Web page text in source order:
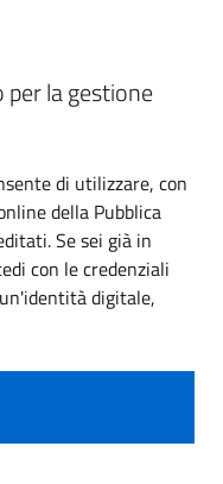
per la gestione
di utilizzare, con
della Pubblica
Se sei già in
con le credenziali
digitale,